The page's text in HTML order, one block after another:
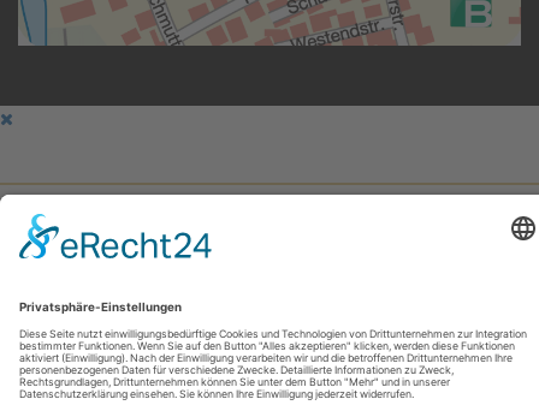
Home
Leistungen
Projekte